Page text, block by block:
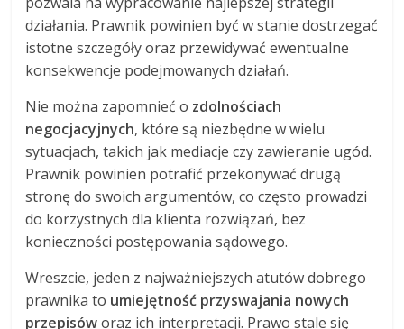
działania. Prawnik powinien być w stanie dostrzegać
istotne szczegóły oraz przewidywać ewentualne
konsekwencje podejmowanych działań.
Nie można zapomnieć o zdolnościach
negocjacyjnych, które są niezbędne w wielu
sytuacjach, takich jak mediacje czy zawieranie ugód.
Prawnik powinien potrafić przekonywać drugą
stronę do swoich argumentów, co często prowadzi
do korzystnych dla klienta rozwiązań, bez
konieczności postępowania sądowego.
Wreszcie, jeden z najważniejszych atutów dobrego
prawnika to umiejętność przyswajania nowych
przepisóworaz ich interpretacji. Prawo stale się